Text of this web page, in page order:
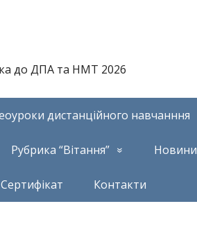
до ДПА та НМТ 2026
дистанційного навчанння
Рубрика “Вітання” Новини
Сертифікат Контакти